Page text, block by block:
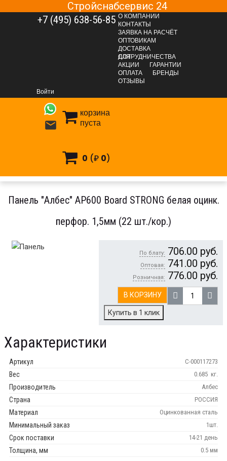
Стройснабсервис 24
+7 (495) 638-56-85 О КОМПАНИИ
КОНТАКТЫ
ЗАЯВКА НА РАСЧЁТ
ОПТОВИКАМ
ДОСТАВКА
ДЛЯ СОТРУДНИЧЕСТВА
АКЦИИ
ГАРАНТИИ
ОПЛАТА
БРЕНДЫ
ОТЗЫВЫ
Войти

корзина
пуста
0 (₽ 0)
Подвесные потолки
Кассетные потолки
Потолки с открытой подвесной системой
Панель "Албес" AP600 Board STRONG белая оцинк. перфор.
1,5мм (22 шт./кор.)
Панель "Албес" AP600 Board STRONG белая оцинк.
перфор. 1,5мм (22 шт./кор.)
Характеристики
Артикул С-000117273
Вес кг.
0.685
Производитель Албес
Страна РОССИЯ
Материал Оцинкованная сталь
Минимальный заказ 1шт.
Срок поставки 14-21 день
Толщина, мм 0.5 мм
По блату: 706.00 руб.
Оптовая: 741.00 руб.
Розничная: 776.00 руб.
В КОРЗИНУ
Купить в 1 клик